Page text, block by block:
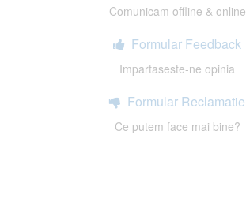
Comunicam offline & online
Formular Feedback
Impartaseste-ne opinia
Formular Reclamatie
Ce putem face mai bine?